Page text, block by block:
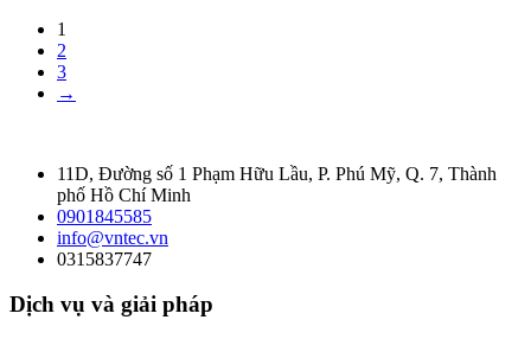
1
2
3
→
11D, Đường số 1 Phạm Hữu Lầu, P. Phú Mỹ, Q. 7, Thành
phố Hồ Chí Minh
0901845585
info@vntec.vn
0315837747
Dịch vụ và giải pháp